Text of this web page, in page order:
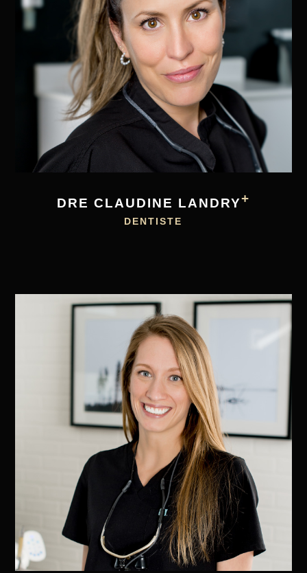
DRE CLAUDINE LANDRY+
DENTISTE